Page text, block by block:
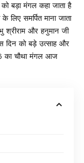
बड़ा मंगल कहा जाता है
समर्पित माना जाता
श्रीराम और हनुमान जी
दिन को बड़े उत्साह और
का चौथा मंगल आज